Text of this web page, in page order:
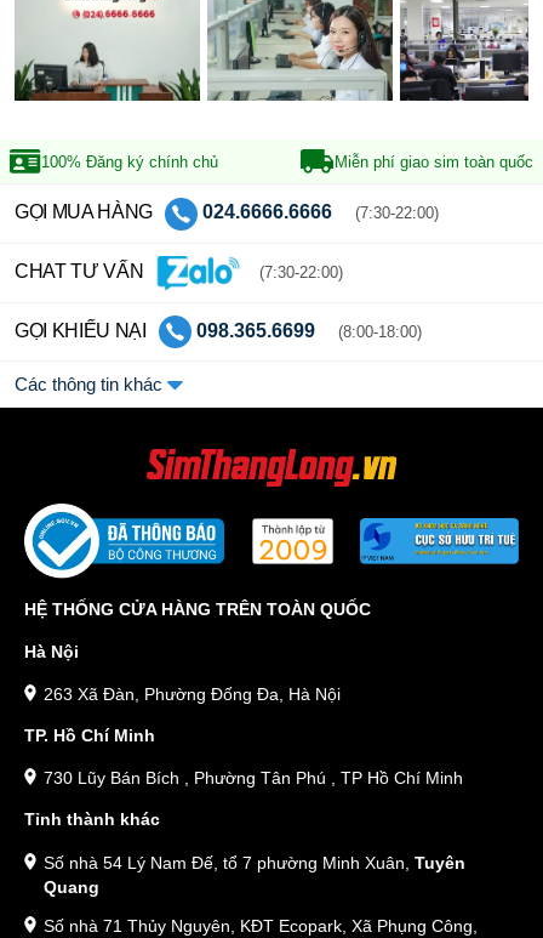
100% Đăng ký chính chủ Miễn phí giao sim toàn quốc
GỌI MUA HÀNG 024.6666.6666 (7:30-22:00)
CHAT TƯ VẤN (7:30-22:00)
GỌI KHIẾU NẠI 098.365.6699 (8:00-18:00)
Các thông tin khác
HỆ THỐNG CỬA HÀNG TRÊN TOÀN QUỐC
Hà Nội
263 Xã Đàn, Phường Đống Đa, Hà Nội
TP. Hồ Chí Minh
730 Lũy Bán Bích , Phường Tân Phú , TP Hồ Chí Minh
Tỉnh thành khác
Số nhà 54 Lý Nam Đế, tổ 7 phường Minh Xuân, Tuyên
Quang
Số nhà 71 Thủy Nguyên, KĐT Ecopark, Xã Phụng Công,